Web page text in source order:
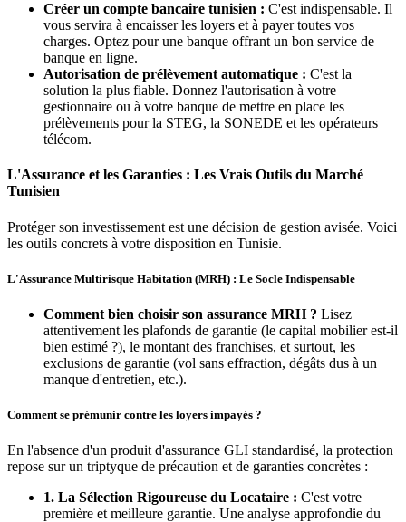
Créer un compte bancaire tunisien : C'est indispensable. Il
vous servira à encaisser les loyers et à payer toutes vos
charges. Optez pour une banque offrant un bon service de
banque en ligne.
Autorisation de prélèvement automatique : C'est la
solution la plus fiable. Donnez l'autorisation à votre
gestionnaire ou à votre banque de mettre en place les
prélèvements pour la STEG, la SONEDE et les opérateurs
télécom.
L'Assurance et les Garanties : Les Vrais Outils du Marché
Tunisien
Protéger son investissement est une décision de gestion avisée. Voici
les outils concrets à votre disposition en Tunisie.
L'Assurance Multirisque Habitation (MRH) : Le Socle Indispensable
Comment bien choisir son assurance MRH ? Lisez
attentivement les plafonds de garantie (le capital mobilier est-il
bien estimé ?), le montant des franchises, et surtout, les
exclusions de garantie (vol sans effraction, dégâts dus à un
manque d'entretien, etc.).
Comment se prémunir contre les loyers impayés ?
En l'absence d'un produit d'assurance GLI standardisé, la protection
repose sur un triptyque de précaution et de garanties concrètes :
1. La Sélection Rigoureuse du Locataire : C'est votre
première et meilleure garantie. Une analyse approfondie du